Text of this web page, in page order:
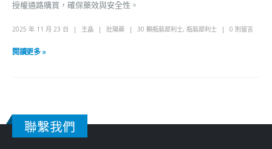
授權通路購買，確保藥效與安全性。
2025 年 11 月 23 日 王晶 壯陽藥 30 顆瓶裝犀利士, 瓶裝犀利士 0 則留言
閱讀更多 »
聯繫我們